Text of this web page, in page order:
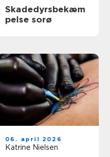
Skadedyrsbekæm
pelse sorø
06. april 2026
Katrine Nielsen